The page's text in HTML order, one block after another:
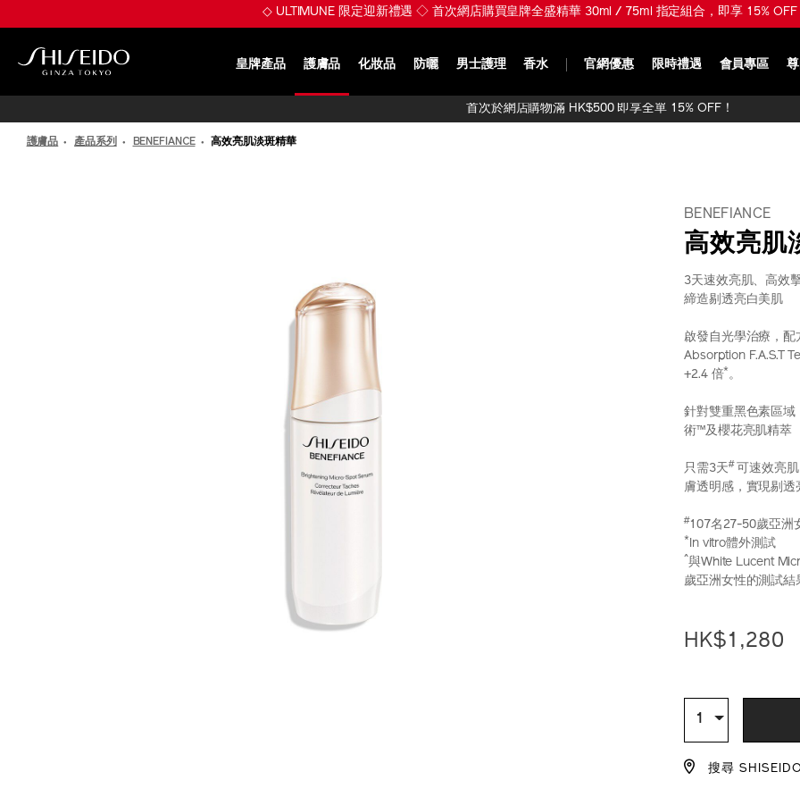
至
◇ ULTIMUNE 限定迎新禮遇 ◇ 首次網店購買皇牌全盛精華 30ml / 75ml 指定組合，即享 15% OFF
皇牌產品 護膚品 化妝品 防曬 男士護理 香水 官網優惠 限時禮遇 會員專區
首次於網店購物滿 HK$500 即享全單 15% OFF！
護膚品 產品系列 BENEFIANCE 高效亮肌淡斑精華
BENEFIANCE
高效亮肌
3天速效亮肌、高效
締造剔透亮白美肌
啟發自光學治療，配
Absorption F.A.S.T
+2.4 倍*。
針對雙重黑色素區域
術™及櫻花亮肌精萃
只需3天#可速效亮肌
膚透明感，實現剔透
#107名27-50歲亞洲
*In vitro體外測試
^與White Lucent
歲亞洲女性的測試結
編
HK$1,280
TO
CART
數
量
1
搜尋